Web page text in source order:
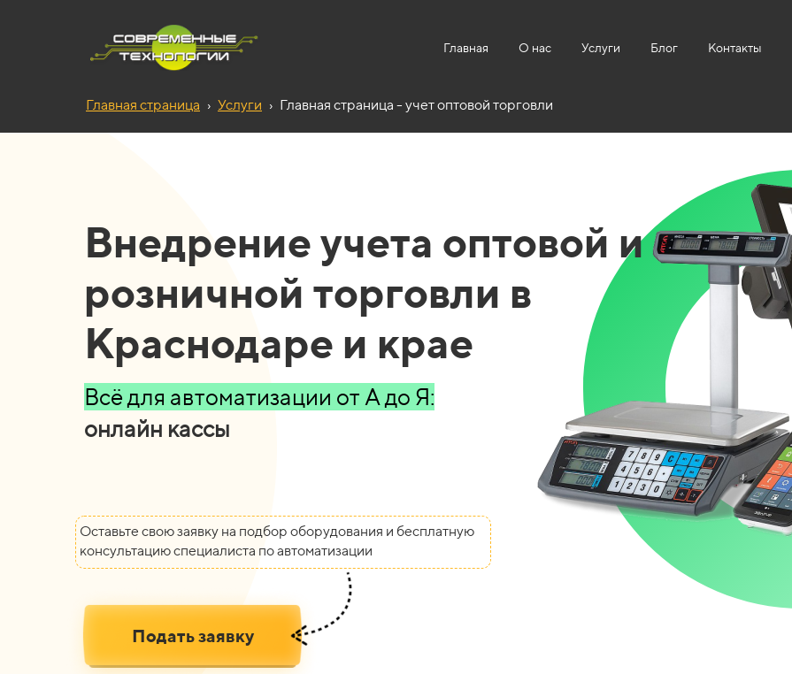
Главная О нас Услуги Блог Контакты
Главная страница › Услуги › Главная страница - учет оптовой торговли
Внедрение учета оптовой и
розничной торговли в
Краснодаре и крае
Всё для автоматизации от А до Я:
ы
детекто рывал
Подать заявку
Оставьте свою заявку на подбор оборудования и бесплатную
консультацию специалиста по автоматизации